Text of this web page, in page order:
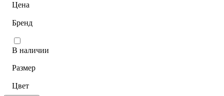
Цена
Бренд
В наличии
Размер
Цвет